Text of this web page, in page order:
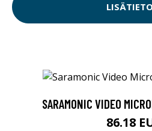
SARAMONIC VIDEO
86.18